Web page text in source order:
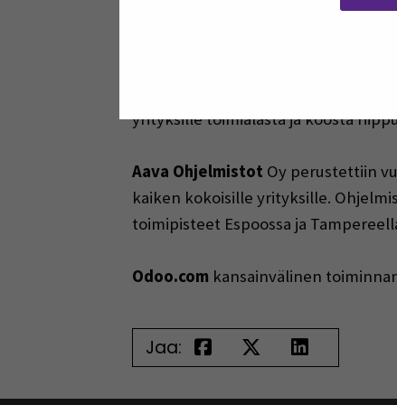
integraatioiden myötä
http://digia.fi/
yrityksille toimialasta ja koosta
Aava Ohjelmistot Oy perustettiin
kaiken kokoisille yrityksille.
toimipisteet Espoossa ja
Odoo.com kansainvälinen
Jaa: